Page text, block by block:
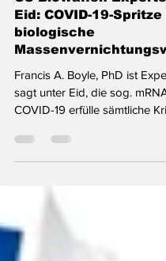
2 Min.
US Biowaffen-
Eid: COVID-19-Spritze
biologische
Francis A. Boyle, PhD ist
COVID-19 erfülle sämtliche